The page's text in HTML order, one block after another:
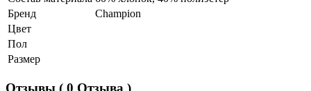
Бренд
Champion
Цвет
Пол
Размер
Отзывы ( 0 Отзыва )